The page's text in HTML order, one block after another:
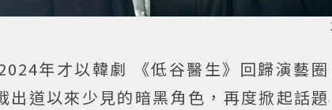
年才以韓劇 《低谷醫生》回歸演藝圈
出道以來少見的暗黑角色，再度掀起話題